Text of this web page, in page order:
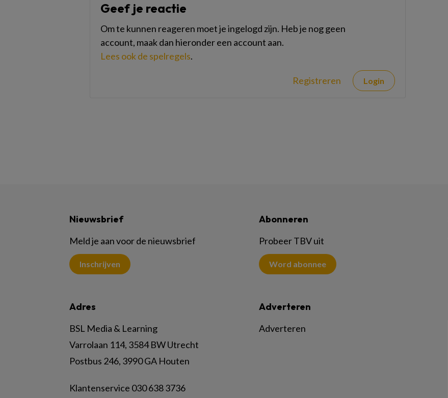
Geef je reactie
Om te kunnen reageren moet je ingelogd zijn. Heb je nog geen
account, maak dan hieronder een account aan.
Lees ook de spelregels.
Registreren Login
Nieuwsbrief
Meld je aan voor de nieuwsbrief
Inschrijven
Abonneren
Probeer TBV uit
Word abonnee
Adres
BSL Media & Learning
Varrolaan 114, 3584 BW Utrecht
Postbus 246, 3990 GA Houten
Klantenservice 030 638 3736
Adverteren
Adverteren